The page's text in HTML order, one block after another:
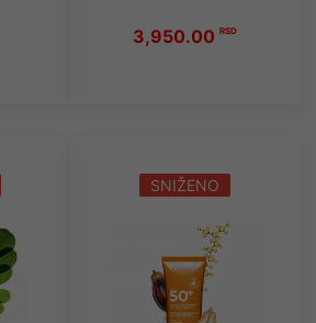
3,950.00 RSD
SNIŽENO